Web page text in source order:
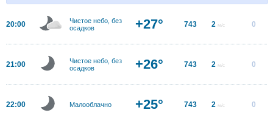
20:00
Чистое небо, без
осадков
+27° 743 2 м/с 0
21:00
Чистое небо, без
осадков
+26° 743 2 м/с 0
22:00 Малооблачно +25° 743 2 м/с 0